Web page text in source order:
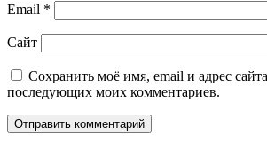
Email *
Сайт
Сохранить моё имя, email и адрес
последующих моих комментариев.